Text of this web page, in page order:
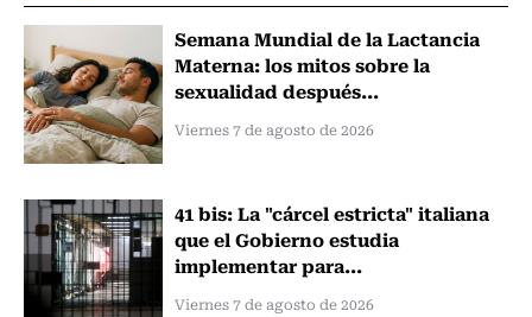
Semana Mundial de la Lactancia
Materna: los mitos sobre la
sexualidad después...
Viernes 7 de agosto de 2026
41 bis: La "cárcel estricta" italiana
que el Gobierno estudia
implementar para...
Viernes 7 de agosto de 2026